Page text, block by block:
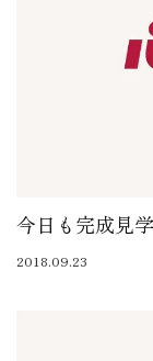
今日も完成見学
2018.09.23